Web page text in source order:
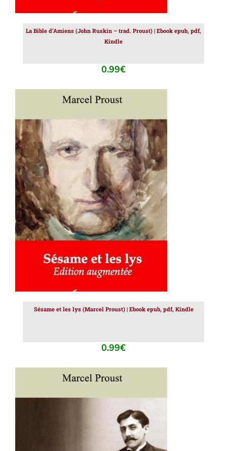
La Bible d’Amiens (John Ruskin – trad. Proust) | Ebook epub, pdf,
Kindle
0.99€
AJOUTER AU PANIER / DÉTAILS
Sésame et les lys (Marcel Proust) | Ebook epub, pdf, Kindle
0.99€